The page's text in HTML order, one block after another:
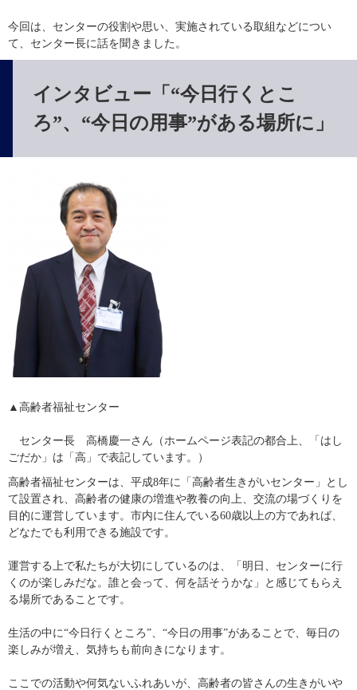
今回は、センターの役割や思い、実施されている取組などについ
て、センター長に話を聞きました。
インタビュー「“今日行くとこ
ろ”、“今日の用事”がある場所に」
▲高齢者福祉センター
センター長　高橋慶一さん（ホームページ表記の都合上、「はし
ごだか」は「高」で表記しています。）
高齢者福祉センターは、平成8年に「高齢者生きがいセンター」とし
て設置され、高齢者の健康の増進や教養の向上、交流の場づくりを
目的に運営しています。市内に住んでいる60歳以上の方であれば、
どなたでも利用できる施設です。
運営する上で私たちが大切にしているのは、「明日、センターに行
くのが楽しみだな。誰と会って、何を話そうかな」と感じてもらえ
る場所であることです。
生活の中に“今日行くところ”、“今日の用事”があることで、毎日の
楽しみが増え、気持ちも前向きになります。
ここでの活動や何気ないふれあいが、高齢者の皆さんの生きがいや